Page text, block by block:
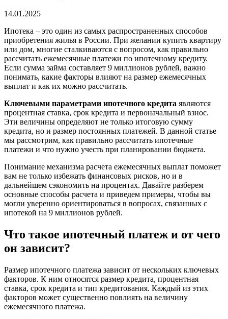
14.01.2025
Ипотека – это один из самых распространенных способов
приобретения жилья в России. При желании купить квартиру
или дом, многие сталкиваются с вопросом, как правильно
рассчитать ежемесячные платежи по ипотечному кредиту.
Если сумма займа составляет 9 миллионов рублей, важно
понимать, какие факторы влияют на размер ежемесячных
выплат и как их можно рассчитать.
Ключевыми параметрами ипотечного кредита являются
процентная ставка, срок кредита и первоначальный взнос.
Эти величины определяют не только итоговую сумму
кредита, но и размер постоянных платежей. В данной статье
мы рассмотрим, как правильно рассчитать ипотечные
платежи и что нужно учесть при планировании бюджета.
Понимание механизма расчета ежемесячных выплат поможет
вам не только избежать финансовых рисков, но и в
дальнейшем сэкономить на процентах. Давайте разберем
основные способы расчета и приведем примеры, чтобы вы
могли уверенно ориентироваться в вопросах, связанных с
ипотекой на 9 миллионов рублей.
Что такое ипотечный платеж и от чего
он зависит?
Размер ипотечного платежа зависит от нескольких ключевых
факторов. К ним относятся размер кредита, процентная
ставка, срок кредита и тип кредитования. Каждый из этих
факторов может существенно повлиять на величину
ежемесячного платежа.